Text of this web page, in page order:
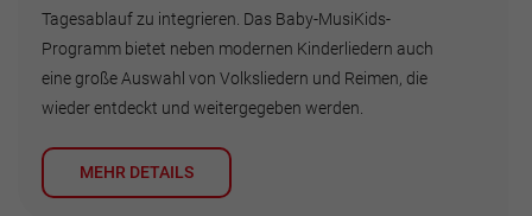
Tagesablauf zu integrieren. Das Baby-MusiKids-
Programm bietet neben modernen Kinderliedern auch
eine große Auswahl von Volksliedern und Reimen, die
wieder entdeckt und weitergegeben werden.
MEHR DETAILS